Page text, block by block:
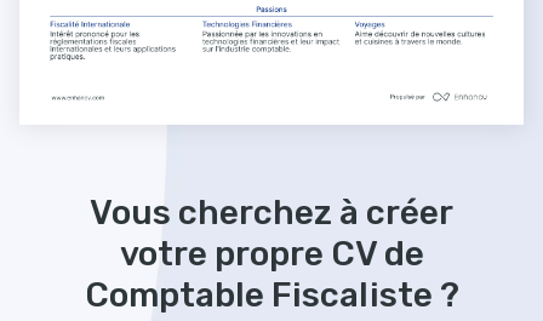
Vous cherchez à créer
votre propre CV de
Comptable Fiscaliste ?